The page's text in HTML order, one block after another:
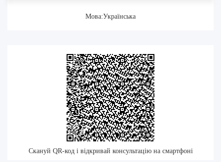
Мова:Українська
Скануй QR-код і відкривай консультацію на смартфоні